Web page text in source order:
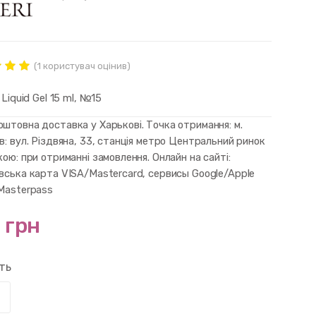
of
on
(1 користувач оцінив)
Liquid Gel 15 ml, №15
доставка у Харькові. Точка отримання: м.
вул. Різдвяна, 33, станція метро Центральний ринок
при отриманні замовлення. Онлайн на сайті:
карта VISA/Mastercard, сервисы Google/Apple